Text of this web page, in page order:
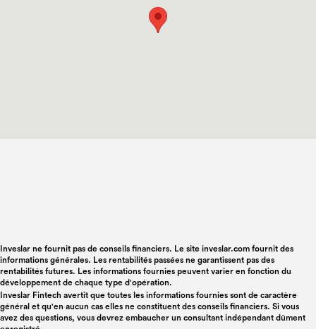
Inveslar ne fournit pas de conseils financiers. Le site inveslar.com fournit des
informations générales. Les rentabilités passées ne garantissent pas des
rentabilités futures. Les informations fournies peuvent varier en fonction du
développement de chaque type d'opération.
Inveslar Fintech avertit que toutes les informations fournies sont de caractère
général et qu'en aucun cas elles ne constituent des conseils financiers. Si vous
avez des questions, vous devrez embaucher un consultant indépendant dûment